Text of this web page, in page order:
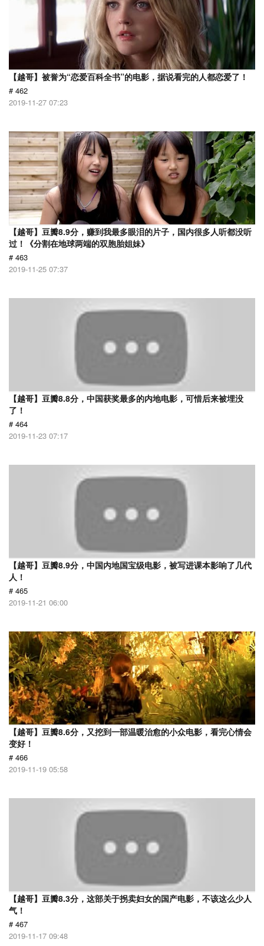
【越哥】被誉为“恋爱百科全书”的电影，据说看完的人都恋爱了！
# 462
2019-11-27 07:23
【越哥】豆瓣8.9分，赚到我最多眼泪的片子，国内很多人听都没听
过！《分割在地球两端的双胞胎姐妹》
# 463
2019-11-25 07:37
【越哥】豆瓣8.8分，中国获奖最多的内地电影，可惜后来被埋没
了！
# 464
2019-11-23 07:17
【越哥】豆瓣8.9分，中国内地国宝级电影，被写进课本影响了几代
人！
# 465
2019-11-21 06:00
【越哥】豆瓣8.6分，又挖到一部温暖治愈的小众电影，看完心情会
变好！
# 466
2019-11-19 05:58
【越哥】豆瓣8.3分，这部关于拐卖妇女的国产电影，不该这么少人
气！
# 467
2019-11-17 09:48